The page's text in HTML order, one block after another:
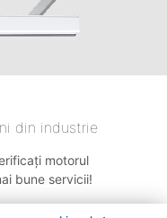
din industrie
motorul
bune servicii!